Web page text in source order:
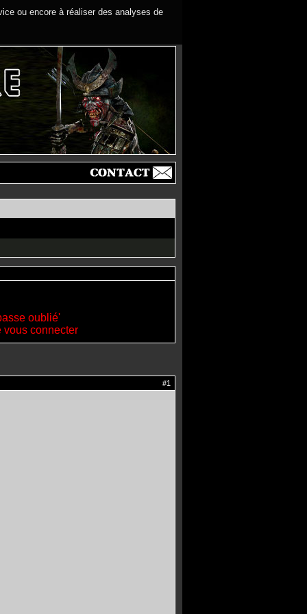
ou encore à réaliser des analyses de
oublié'
vous connecter
#1